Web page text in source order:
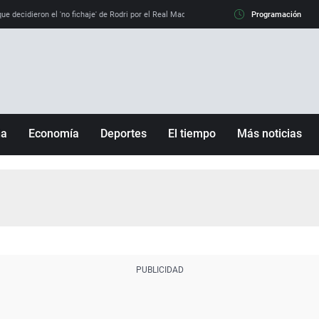
decidieron el 'no fichaje' de Rodri por el Real Madrid y su 'sí' al Barça La llamada
Programación
Economía Deportes El tiempo Más noticias